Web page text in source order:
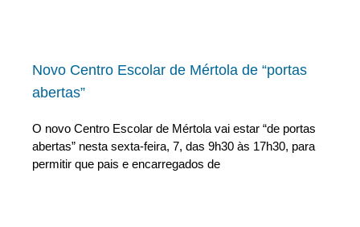
Novo Centro Escolar de Mértola de “portas
abertas”
O novo Centro Escolar de Mértola vai estar “de portas
abertas” nesta sexta-feira, 7, das 9h30 às 17h30, para
permitir que pais e encarregados de